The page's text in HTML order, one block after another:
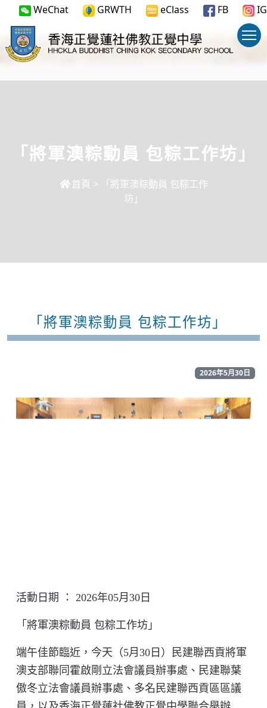
WeChat GRWTH eClass FB IG
「將軍澳粽動員 包粽工作坊」
首頁 >
「將軍澳粽動員 包粽工作
坊」
「將軍澳粽動員 包粽工作坊」
2026年5月30日
活動日期 ： 2026年05月30日
「將軍澳粽動員 包粽工作坊」
端午佳節臨近，今天（5月30日）民建聯西貢將軍
澳支部聯同霍啟剛立法會議員辦事處、民建聯葉
傲冬立法會議員辦事處、多名民建聯西貢區區議